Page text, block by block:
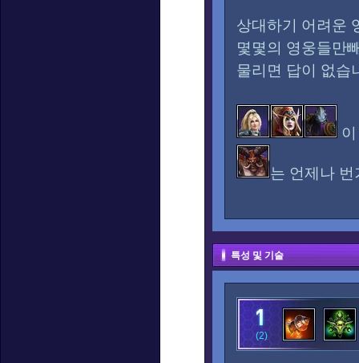
상대하기 어려운
몇몇의 영웅들만
물리면 답이 없습
는 언제나
특성 및 기술
(2)